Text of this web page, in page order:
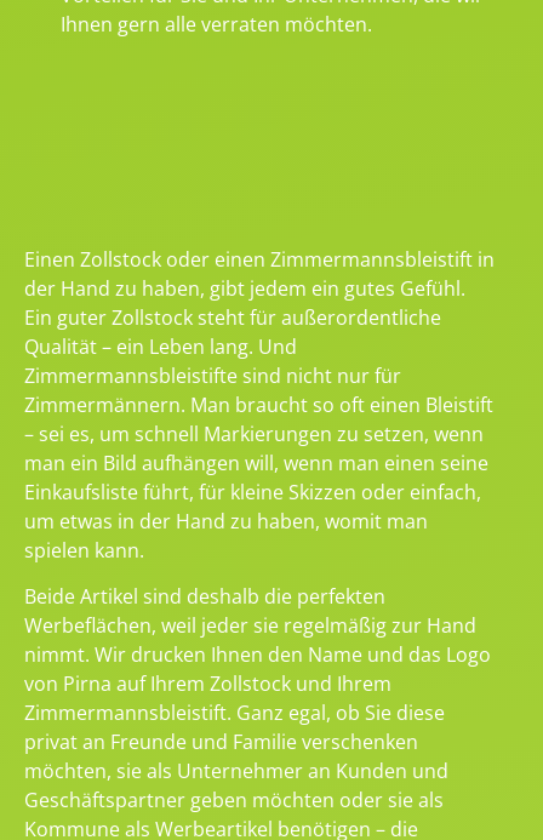
Ihnen gern alle verraten möchten.
Einen Zollstock oder einen Zimmermannsbleistift in
der Hand zu haben, gibt jedem ein gutes Gefühl.
Ein guter Zollstock steht für außerordentliche
Qualität – ein Leben lang. Und
Zimmermannsbleistifte sind nicht nur für
Zimmermännern. Man braucht so oft einen Bleistift
– sei es, um schnell Markierungen zu setzen, wenn
man ein Bild aufhängen will, wenn man einen seine
Einkaufsliste führt, für kleine Skizzen oder einfach,
um etwas in der Hand zu haben, womit man
spielen kann.
Beide Artikel sind deshalb die perfekten
Werbeflächen, weil jeder sie regelmäßig zur Hand
nimmt. Wir drucken Ihnen den Name und das Logo
von Pirna auf Ihrem Zollstock und Ihrem
Zimmermannsbleistift. Ganz egal, ob Sie diese
privat an Freunde und Familie verschenken
möchten, sie als Unternehmer an Kunden und
Geschäftspartner geben möchten oder sie als
Kommune als Werbeartikel benötigen – die